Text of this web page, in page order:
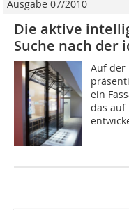
Ausgabe 07/2010
Die aktive
Suche nach der
Auf der
ein
das auf